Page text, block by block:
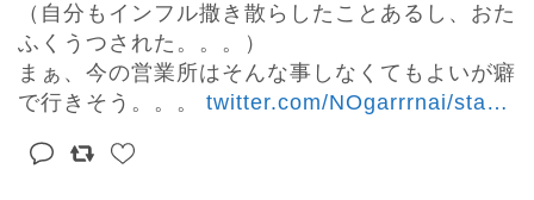
（自分もインフル撒き散らしたことあるし、おた
ふくうつされた。。。）
まぁ、今の営業所はそんな事しなくてもよいが癖
で行きそう。。。 twitter.com/NOgarrrnai/sta…